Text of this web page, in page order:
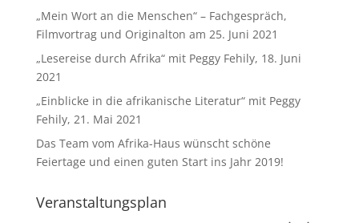
„Mein Wort an die Menschen“ – Fachgespräch,
Filmvortrag und Originalton am 25. Juni 2021
„Lesereise durch Afrika“ mit Peggy Fehily, 18. Juni
2021
„Einblicke in die afrikanische Literatur“ mit Peggy
Fehily, 21. Mai 2021
Das Team vom Afrika-Haus wünscht schöne
Feiertage und einen guten Start ins Jahr 2019!
Veranstaltungsplan